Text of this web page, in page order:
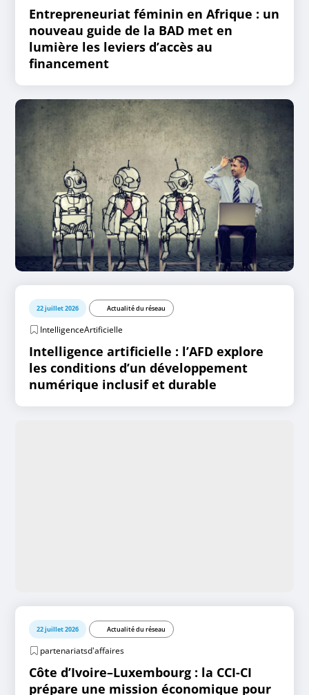
Entrepreneuriat féminin en Afrique : un
nouveau guide de la BAD met en
lumière les leviers d’accès au
financement
22 juillet 2026 Actualité du réseau
IntelligenceArtificielle
Intelligence artificielle : l’AFD explore
les conditions d’un développement
numérique inclusif et durable
22 juillet 2026 Actualité du réseau
partenariatsd'affaires
Côte d’Ivoire–Luxembourg : la CCI-CI
prépare une mission économique pour